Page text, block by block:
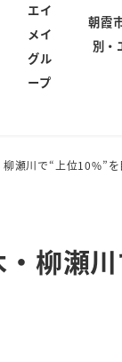
エイ
メイ
グル
ープ
朝霞
別・
瀬川で“上位10%”を
柳瀬